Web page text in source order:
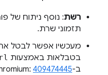
רשת: נוסף ניתוח של
תזמוני שרת.
מעכשיו אפשר לבטל
בטבלאות באמצעות
ב-Chromium:409474445